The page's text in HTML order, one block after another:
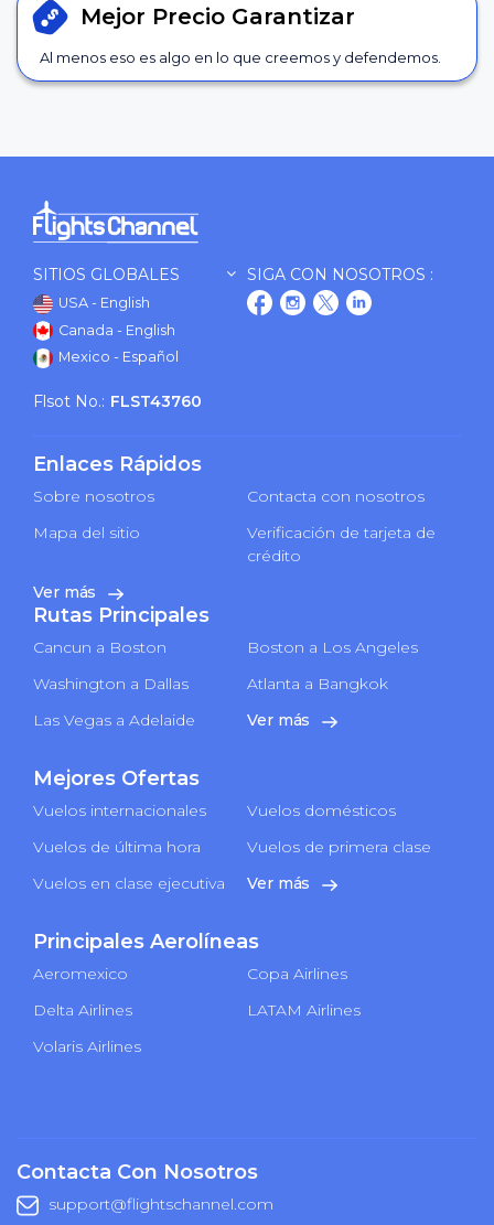
Mejor Precio Garantizar
Al menos eso es algo en lo que creemos y defendemos.
SITIOS GLOBALES
USA - English
Canada - English
Mexico - Español
SIGA CON NOSOTROS :
Flsot No.: FLST43760
Enlaces Rápidos
Sobre nosotros
Contacta con nosotros
Mapa del sitio
Verificación de tarjeta de
crédito
Ver más
Rutas Principales
Cancun a Boston
Boston a Los Angeles
Washington a Dallas
Atlanta a Bangkok
Las Vegas a Adelaide
Ver más
Mejores Ofertas
Vuelos internacionales
Vuelos domésticos
Vuelos de última hora
Vuelos de primera clase
Vuelos en clase ejecutiva
Ver más
Principales Aerolíneas
Aeromexico
Copa Airlines
Delta Airlines
LATAM Airlines
Volaris Airlines
Contacta Con Nosotros
support@flightschannel.com